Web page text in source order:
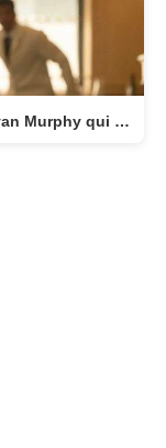
FX The Beauty : la nouvelle série de Ryan Murphy qui transforme la beauté en arme fatale